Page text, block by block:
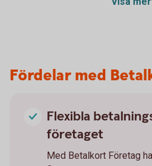
Fördelar med
Flexibla
företaget
Med Betalkort Företag